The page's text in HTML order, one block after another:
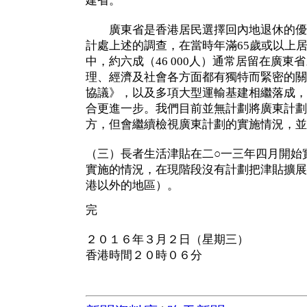
廣東省是香港居民選擇回內地退休的優
計處上述的調查，在當時年滿65歲或以上
中，約六成（46 000人）通常居留在廣東
理、經濟及社會各方面都有獨特而緊密的
協議》，以及多項大型運輸基建相繼落成
合更進一步。我們目前並無計劃將廣東計
方，但會繼續檢視廣東計劃的實施情況，
（三）長者生活津貼在二○一三年四月開
實施的情況，在現階段沒有計劃把津貼擴
港以外的地區）。
完
２０１６年３月２日（星期三）
香港時間２０時０６分